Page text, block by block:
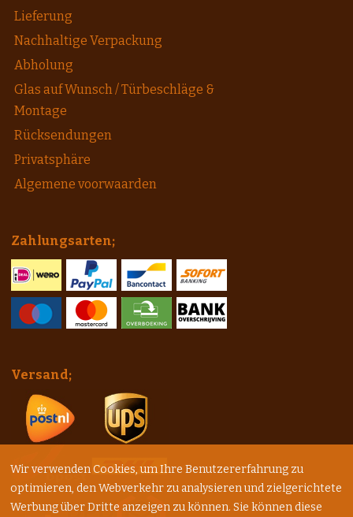
Lieferung
Nachhaltige Verpackung
Abholung
Glas auf Wunsch / Türbeschläge &
Montage
Rücksendungen
Privatsphäre
Algemene voorwaarden
Zahlungsarten;
Versand;
Wir verwenden Cookies, um Ihre Benutzererfahrung zu
optimieren, den Webverkehr zu analysieren und zielgerichtete
Werbung über Dritte anzeigen zu können. Sie können diese